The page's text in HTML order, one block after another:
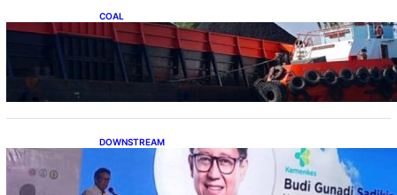
COAL
Lelang Batubara Sitaan, Negara Dapat Lebih
dari Rp 20 Miliar
DOWNSTREAM
Digitalisasi Alat-Alat Kesehatan Dukung
Pertumbuhan Industri Alkes